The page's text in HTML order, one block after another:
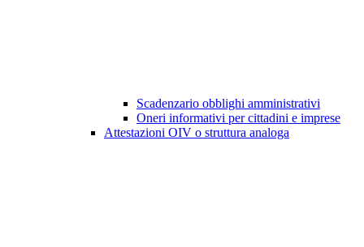
Scadenzario obblighi amministrativi
Oneri informativi per cittadini e imprese
Attestazioni OIV o struttura analoga